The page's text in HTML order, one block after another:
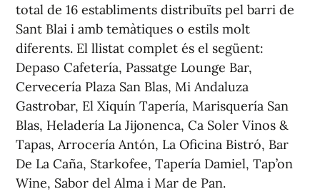
total de 16 establiments distribuïts pel barri de
Sant Blai i amb temàtiques o estils molt
diferents. El llistat complet és el següent:
Depaso Cafetería, Passatge Lounge Bar,
Cervecería Plaza San Blas, Mi Andaluza
Gastrobar, El Xiquín Tapería, Marisquería San
Blas, Heladería La Jijonenca, Ca Soler Vinos &
Tapas, Arrocería Antón, La Oficina Bistró, Bar
De La Caña, Starkofee, Tapería Damiel, Tap’on
Wine, Sabor del Alma i Mar de Pan.